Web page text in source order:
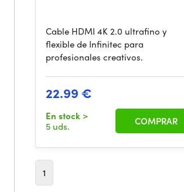
Cable HDMI 4K 2.0 ultrafino y
flexible de Infinitec para
profesionales creativos.
22.99 €
En stock >
5 uds.
COMPRAR
1